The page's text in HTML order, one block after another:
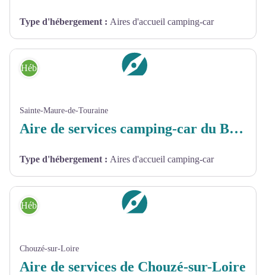
Type d'hébergement : Aires d'accueil camping-car
Hébergement
Sainte-Maure-de-Touraine
Aire de services camping-car du Bois Chaudron
Type d'hébergement: Aires d'accueil camping-car
Hébergement
Chouzé-sur-Loire
Aire de services de Chouzé-sur-Loire